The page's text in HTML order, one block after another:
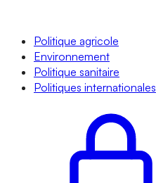
Politique agricole
Environnement
Politique sanitaire
Politiques internationales